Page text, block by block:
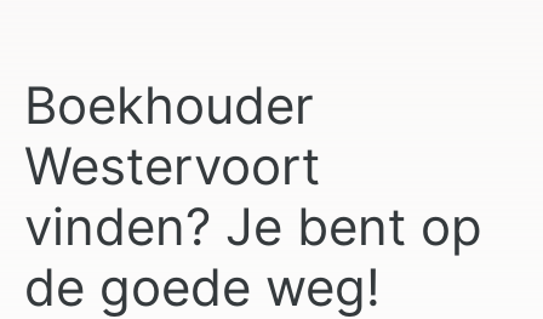
Boekhouder
Westervoort
vinden? Je bent op
de goede weg!